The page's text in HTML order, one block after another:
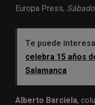
Europa Press,
Te puede
celebra 15 años
Salamanca
Alberto Barciela,